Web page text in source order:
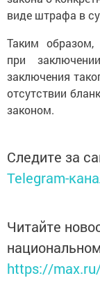
виде штрафа в
Таким образом,
при
заключения
отсутствии
законом.
Следите за
Telegram-
Читайте
https://